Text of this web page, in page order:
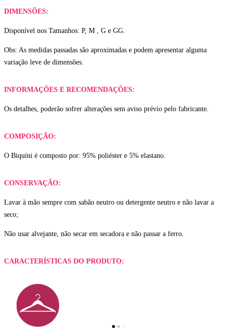
DIMENSÕES:
Disponível nos Tamanhos: P, M , G e GG.
Obs: As medidas passadas são aproximadas e podem apresentar alguma
variação leve de dimensões.
INFORMAÇÕES E RECOMENDAÇÕES:
Os detalhes, poderão sofrer alterações sem aviso prévio pelo fabricante.
COMPOSIÇÃO:
O Biquíni é composto por: 95% poliéster e 5% elastano.
CONSERVAÇÃO:
Lavar à mão sempre com sabão neutro ou detergente neutro e não lavar a
seco;
Não usar alvejante, não secar em secadora e não passar a ferro.
CARACTERÍSTICAS DO PRODUTO: